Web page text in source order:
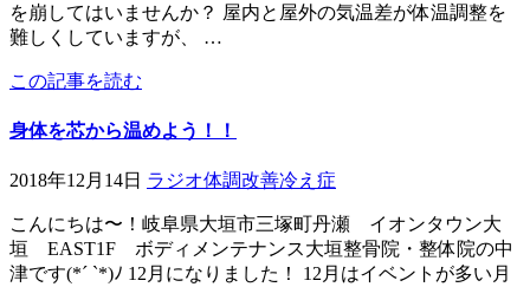
を崩してはいませんか？ 屋内と屋外の気温差が体温調整を
難しくしていますが、 …
この記事を読む
身体を芯から温めよう！！
2018年12月14日 ラジオ体調改善冷え症
こんにちは〜！岐阜県大垣市三塚町丹瀬 イオンタウン大
垣 EAST1F ボディメンテナンス大垣整骨院・整体院の中
津です(*´ `*)ﾉ 12月になりました！ 12月はイベントが多い月